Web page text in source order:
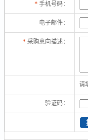
* 手机号码：
电子邮件：
* 采购意向描述：
请
验证码：